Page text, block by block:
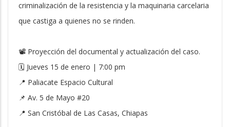
criminalización de la resistencia y la maquinaria carcelaria
que castiga a quienes no se rinden.
📽 Proyección del documental y actualización del caso.
🗓 Jueves 15 de enero | 7:00 pm
📍 Paliacate Espacio Cultural
📌 Av. 5 de Mayo #20
📍 San Cristóbal de Las Casas, Chiapas